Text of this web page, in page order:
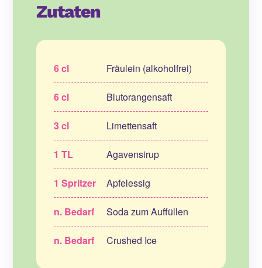
Zutaten
6 cl Fräulein (alkoholfrei)
6 cl Blutorangensaft
3 cl Limettensaft
1 TL Agavensirup
1 Spritzer Apfelessig
n. Bedarf Soda zum Auffüllen
n. Bedarf Crushed Ice